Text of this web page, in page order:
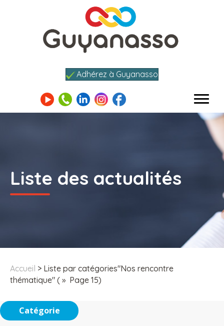
Adhérez à Guyanasso
Liste des actualités
Accueil > Liste par catégories"Nos rencontre
thématique" ( » Page 15)
Catégorie